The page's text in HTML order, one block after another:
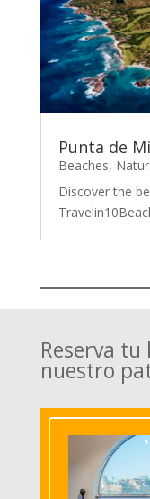
Punta de
Beaches,
Discover the
Reserva tu
nuestro